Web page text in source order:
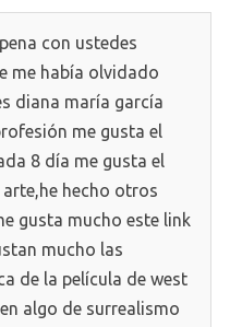
con ustedes
me había olvidado
diana maría garcía
me gusta el
8 día me gusta el
hecho otros
gusta mucho este link
mucho las
de la película de west
algo de surrealismo